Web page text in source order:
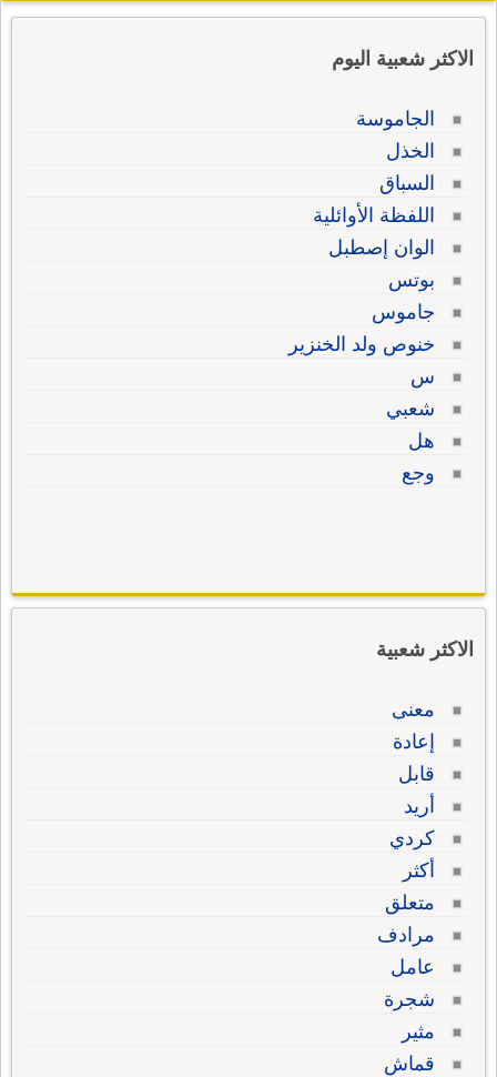
الاكثر شعبية اليوم
الجاموسة
الخذل
السباق
اللفظة الأوائلية
الوان إصطبل
بوتس
جاموس
خنوص ولد الخنزير
س
شعبي
هل
وجع
الاكثر شعبية
معنى
إعادة
قابل
أريد
كردي
أكثر
متعلق
مرادف
عامل
شجرة
مثير
قماش